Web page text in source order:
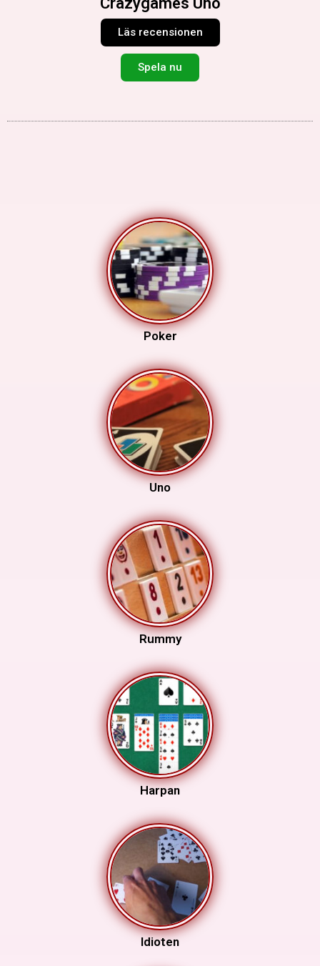
Läs recensionen
Spela nu
Poker
Uno
Rummy
Harpan
Idioten